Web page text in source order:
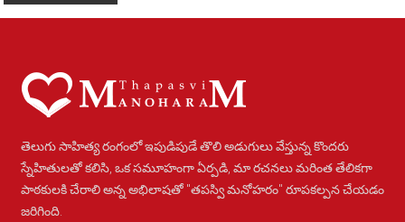
తెలుగు సాహిత్య రంగంలో ఇపుడిపుడే తొలి అడుగులు వేస్తున్న కొందరు
స్నేహితులతో కలిసి, ఒక సమూహంగా ఏర్పడి, మా రచనలు మరింత తేలికగా
పాఠకులకి చేరాలి అన్న అభిలాషతో "తపస్వి మనోహరం" రూపకల్పన చేయడం
జరిగింది.